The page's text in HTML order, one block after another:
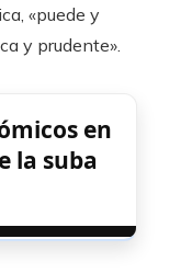
«puede y
y prudente».
en
la suba